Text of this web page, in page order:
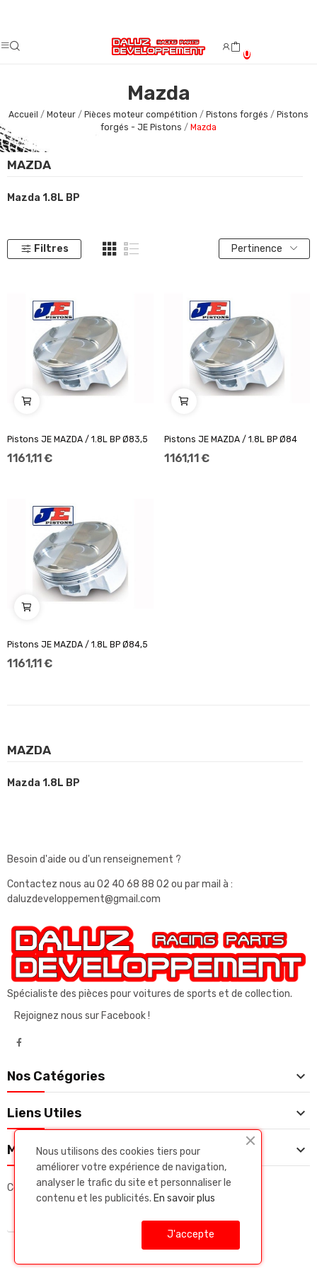
0
Mazda
Accueil Moteur Pièces moteur compétition Pistons forgés
Pistons
forgés - JE Pistons
Mazda
MAZDA
Mazda 1.8L BP
MAZDA
Mazda 1.8L BP
Filtres Pertinence
Pistons JE MAZDA / 1.8L BP Ø83,5
1 161,11 €
Pistons JE MAZDA / 1.8L BP Ø84
1 161,11 €
Pistons JE MAZDA / 1.8L BP Ø84,5
1 161,11 €
Besoin d'aide ou d'un renseignement ?
Contactez nous au 02 40 68 88 02 ou par mail à :
daluzdeveloppement@gmail.com
Spécialiste des pièces pour voitures de sports et de collection.
Rejoignez nous sur Facebook !
Nos Catégories 
Liens Utiles 
Mon Compte 
Copyright © Daluz developpeent. Tous droits réservés.
Nous utilisons des cookies tiers pour
améliorer votre expérience de navigation,
analyser le trafic du site et personnaliser le
contenu et les publicités. En savoir plus
J'accepte